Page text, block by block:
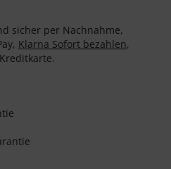
sicher per Nachnahme,
Klarna Sofort bezahlen,